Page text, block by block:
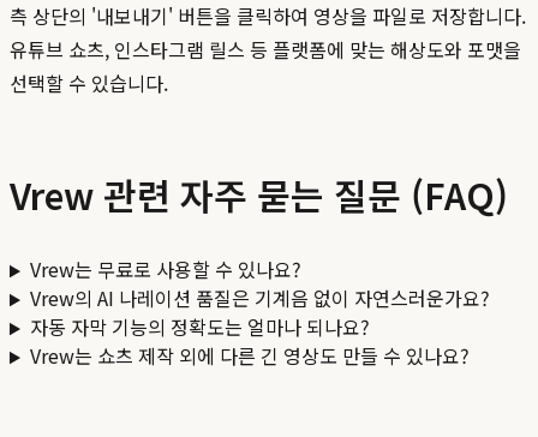
측 상단의 '내보내기' 버튼을 클릭하여 영상을 파일로 저장합니다.
유튜브 쇼츠, 인스타그램 릴스 등 플랫폼에 맞는 해상도와 포맷을
선택할 수 있습니다.
Vrew 관련 자주 묻는 질문 (FAQ)
Vrew는 무료로 사용할 수 있나요?
Vrew의 AI 나레이션 품질은 기계음 없이 자연스러운가요?
자동 자막 기능의 정확도는 얼마나 되나요?
Vrew는 쇼츠 제작 외에 다른 긴 영상도 만들 수 있나요?